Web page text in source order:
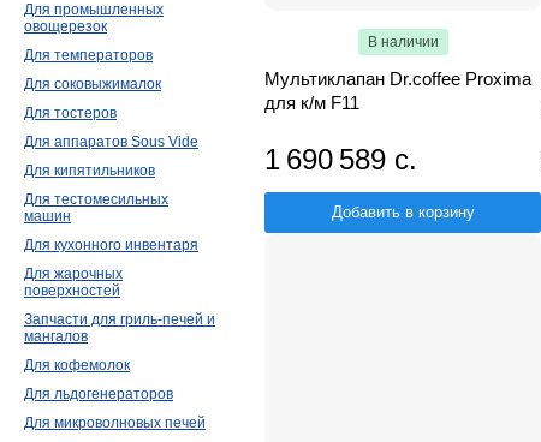
В наличии
Мультиклапан Dr.coffee Proxima
для к/м F11
1 690 589 с.
Добавить в корзину
Для промышленных
овощерезок
Для температоров
Для соковыжималок
Для тостеров
Для аппаратов Sous Vide
Для кипятильников
Для тестомесильных
машин
Для кухонного инвентаря
Для жарочных
поверхностей
Запчасти для гриль-печей и
мангалов
Для кофемолок
Для льдогенераторов
Для микроволновых печей